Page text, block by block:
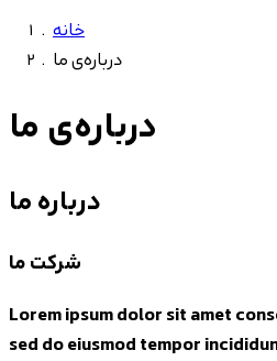
خانه
درباره‌ی ما
درباره‌ی ما
درباره ما
شرکت ما
Lorem ipsum dolor sit amet
sed do eiusmod tempor